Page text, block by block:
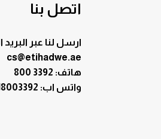
اتصل بنا
ارسل لنا عبر البريد
cs@etihadwe.ae
هاتف: 3392 800
:واتس اب